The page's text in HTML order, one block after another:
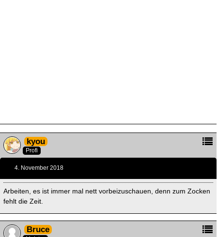
kyou
Profi
4. November 2018
Arbeiten, es ist immer mal nett vorbeizuschauen, denn zum Zocken
fehlt die Zeit.
Bruce